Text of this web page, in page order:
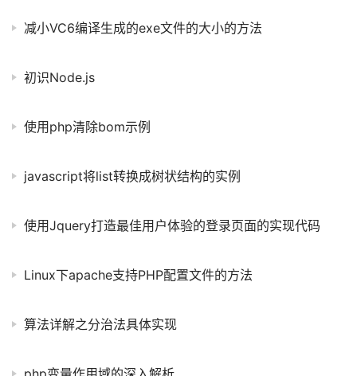
减小VC6编译生成的exe文件的大小的方法
初识Node.js
使用php清除bom示例
javascript将list转换成树状结构的实例
使用Jquery打造最佳用户体验的登录页面的实现代码
Linux下apache支持PHP配置文件的方法
算法详解之分治法具体实现